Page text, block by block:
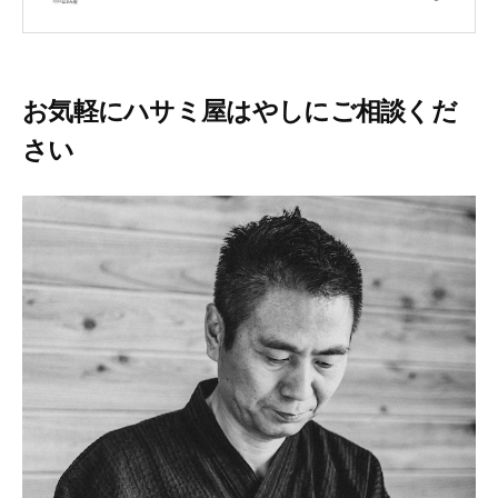
お気軽にハサミ屋はやしにご相談くだ
さい